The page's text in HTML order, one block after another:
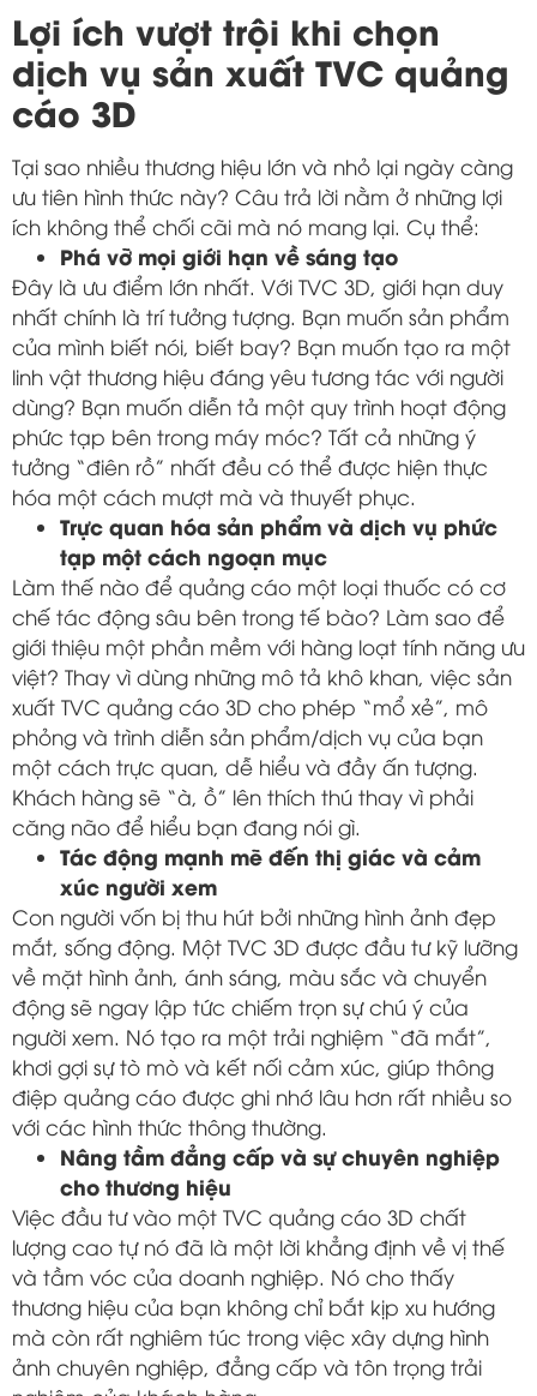
Lợi ích vượt trội khi chọn
dịch vụ sản xuất TVC quảng
cáo 3D
Tại sao nhiều thương hiệu lớn và nhỏ lại ngày càng
ưu tiên hình thức này? Câu trả lời nằm ở những lợi
ích không thể chối cãi mà nó mang lại. Cụ thể:
Phá vỡ mọi giới hạn về sáng tạo
Đây là ưu điểm lớn nhất. Với TVC 3D, giới hạn duy
nhất chính là trí tưởng tượng. Bạn muốn sản phẩm
của mình biết nói, biết bay? Bạn muốn tạo ra một
linh vật thương hiệu đáng yêu tương tác với người
dùng? Bạn muốn diễn tả một quy trình hoạt động
phức tạp bên trong máy móc? Tất cả những ý
tưởng “điên rồ” nhất đều có thể được hiện thực
hóa một cách mượt mà và thuyết phục.
Trực quan hóa sản phẩm và dịch vụ phức
tạp một cách ngoạn mục
Làm thế nào để quảng cáo một loại thuốc có cơ
chế tác động sâu bên trong tế bào? Làm sao để
giới thiệu một phần mềm với hàng loạt tính năng ưu
việt? Thay vì dùng những mô tả khô khan, việc sản
xuất TVC quảng cáo 3D cho phép “mổ xẻ”, mô
phỏng và trình diễn sản phẩm/dịch vụ của bạn
một cách trực quan, dễ hiểu và đầy ấn tượng.
Khách hàng sẽ “à, ồ” lên thích thú thay vì phải
căng não để hiểu bạn đang nói gì.
Tác động mạnh mẽ đến thị giác và cảm
xúc người xem
Con người vốn bị thu hút bởi những hình ảnh đẹp
mắt, sống động. Một TVC 3D được đầu tư kỹ lưỡng
về mặt hình ảnh, ánh sáng, màu sắc và chuyển
động sẽ ngay lập tức chiếm trọn sự chú ý của
người xem. Nó tạo ra một trải nghiệm “đã mắt”,
khơi gợi sự tò mò và kết nối cảm xúc, giúp thông
điệp quảng cáo được ghi nhớ lâu hơn rất nhiều so
với các hình thức thông thường.
Nâng tầm đẳng cấp và sự chuyên nghiệp
cho thương hiệu
Việc đầu tư vào một TVC quảng cáo 3D chất
lượng cao tự nó đã là một lời khẳng định về vị thế
và tầm vóc của doanh nghiệp. Nó cho thấy
thương hiệu của bạn không chỉ bắt kịp xu hướng
mà còn rất nghiêm túc trong việc xây dựng hình
ảnh chuyên nghiệp, đẳng cấp và tôn trọng trải